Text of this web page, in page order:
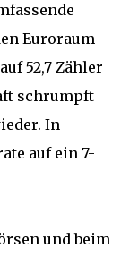
Euroraum
52,7 Zähler
schrumpft
In
auf ein 7-
und beim